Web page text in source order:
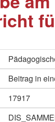
Beitrag in
17917